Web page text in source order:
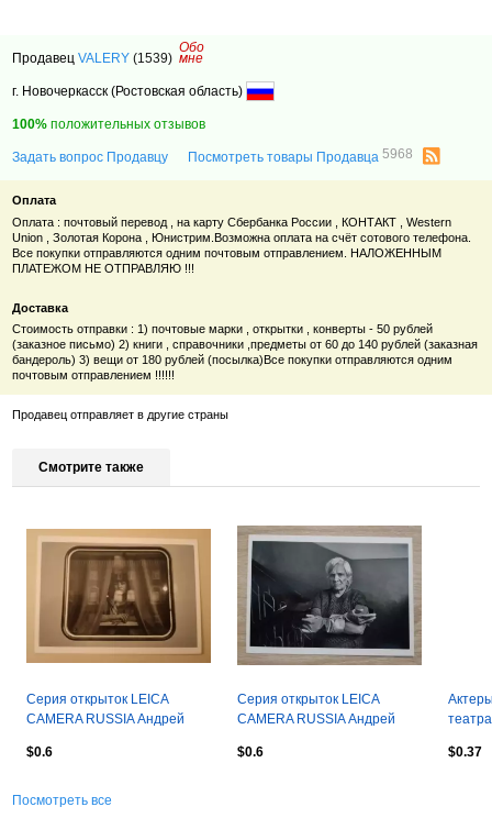
ПродавецVALERY (1539)
Обо
мне
г. Новочеркасск (Ростовская область)
100% положительных отзывов
Задать вопрос Продавцу Посмотреть товары Продавца5968
Оплата
Оплата : почтовый перевод , на карту Сбербанка России , КОНТАКТ , Western
Union , Золотая Корона , Юнистрим.Возможна оплата на счёт сотового телефона.
Все покупки отправляются одним почтовым отправлением. НАЛОЖЕННЫМ
ПЛАТЕЖОМ НЕ ОТПРАВЛЯЮ !!!
Доставка
Стоимость отправки : 1) почтовые марки , открытки , конверты - 50 рублей
(заказное письмо) 2) книги , справочники ,предметы от 60 до 140 рублей (заказная
бандероль) 3) вещи от 180 рублей (посылка)Все покупки отправляются одним
почтовым отправлением !!!!!!
Продавец отправляет в другие страны
Смотрите также
Серия открыток LEICA
CAMERA RUSSIA Андрей
тираж. 9
$0.6
Серия открыток LEICA
CAMERA RUSSIA Андрей
тираж. 3
$0.6
$0.37
Посмотреть все